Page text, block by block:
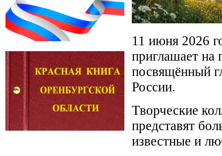
11 июня 2026
приглашает на
посвящённый
России.
Творческие
представят
известные и